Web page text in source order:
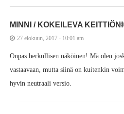
MINNI / KOKEILEVA KEITTIÖNI
27 elokuun, 2017 - 10:01 am
Onpas herkullisen näköinen! Mä olen
vastaavaan, mutta siinä on kuitenkin
hyvin neutraali versio.